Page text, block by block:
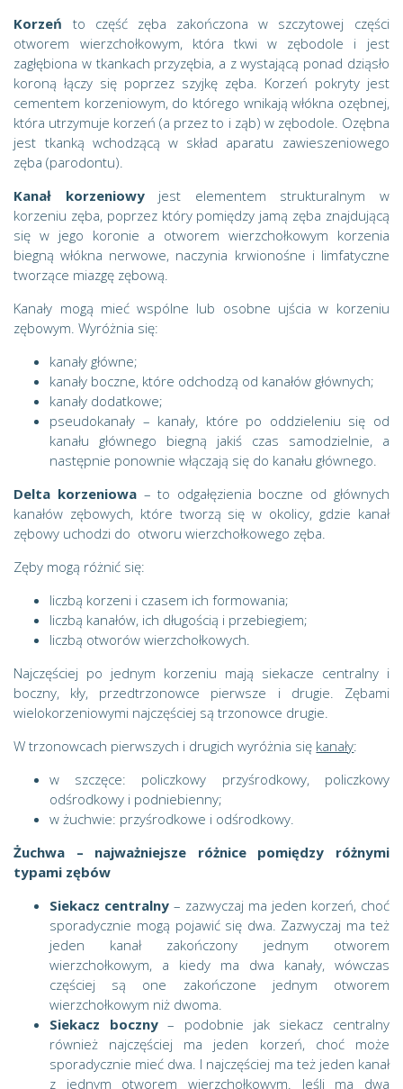
Korzeń to część zęba zakończona w szczytowej części
otworem wierzchołkowym, która tkwi w zębodole i jest
zagłębiona w tkankach przyzębia, a z wystającą ponad dziąsło
koroną łączy się poprzez szyjkę zęba. Korzeń pokryty jest
cementem korzeniowym, do którego wnikają włókna ozębnej,
która utrzymuje korzeń (a przez to i ząb) w zębodole. Ozębna
jest tkanką wchodzącą w skład aparatu zawieszeniowego
zęba (parodontu).
Kanał korzeniowyjest elementem strukturalnym w
korzeniu zęba, poprzez który pomiędzy jamą zęba znajdującą
się w jego koronie a otworem wierzchołkowym korzenia
biegną włókna nerwowe, naczynia krwionośne i limfatyczne
tworzące miazgę zębową.
Kanały mogą mieć wspólne lub osobne ujścia w korzeniu
zębowym. Wyróżnia się:
kanały główne;
kanały boczne, które odchodzą od kanałów głównych;
kanały dodatkowe;
pseudokanały – kanały, które po oddzieleniu się od
kanału głównego biegną jakiś czas samodzielnie, a
następnie ponownie włączają się do kanału głównego.
Delta korzeniowa – to odgałęzienia boczne od głównych
kanałów zębowych, które tworzą się w okolicy, gdzie kanał
zębowy uchodzi do otworu wierzchołkowego zęba.
Zęby mogą różnić się:
liczbą korzeni i czasem ich formowania;
liczbą kanałów, ich długością i przebiegiem;
liczbą otworów wierzchołkowych.
Najczęściej po jednym korzeniu mają siekacze centralny i
boczny, kły, przedtrzonowce pierwsze i drugie. Zębami
wielokorzeniowymi najczęściej są trzonowce drugie.
W trzonowcach pierwszych i drugich wyróżnia się kanały:
w szczęce: policzkowy przyśrodkowy, policzkowy
odśrodkowy i podniebienny;
w żuchwie: przyśrodkowe i odśrodkowy.
Żuchwa – najważniejsze różnice pomiędzy różnymi
typami zębów
Siekacz centralny – zazwyczaj ma jeden korzeń, choć
sporadycznie mogą pojawić się dwa. Zazwyczaj ma też
jeden kanał zakończony jednym otworem
wierzchołkowym, a kiedy ma dwa kanały, wówczas
częściej są one zakończone jednym otworem
wierzchołkowym niż dwoma.
Siekacz boczny– podobnie jak siekacz centralny
również najczęściej ma jeden korzeń, choć może
sporadycznie mieć dwa. I najczęściej ma też jeden kanał
z jednym otworem wierzchołkowym. Jeśli ma dwa